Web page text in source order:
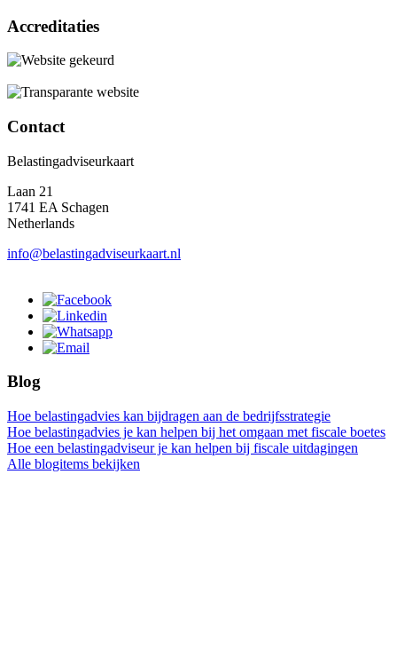
Accreditaties
Contact
Belastingadviseurkaart
Laan 21
1741 EA Schagen
Netherlands
info@belastingadviseurkaart.nl
Blog
Hoe belastingadvies kan bijdragen aan de bedrijfsstrategie
Hoe belastingadvies je kan helpen bij het omgaan met fiscale boetes
Hoe een belastingadviseur je kan helpen bij fiscale uitdagingen
Alle blogitems bekijken